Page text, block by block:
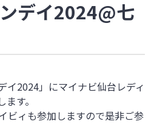
デイ2024@七
イ2024」にマイナビ仙台レディ
す。
ビィも参加しますので是非ご参